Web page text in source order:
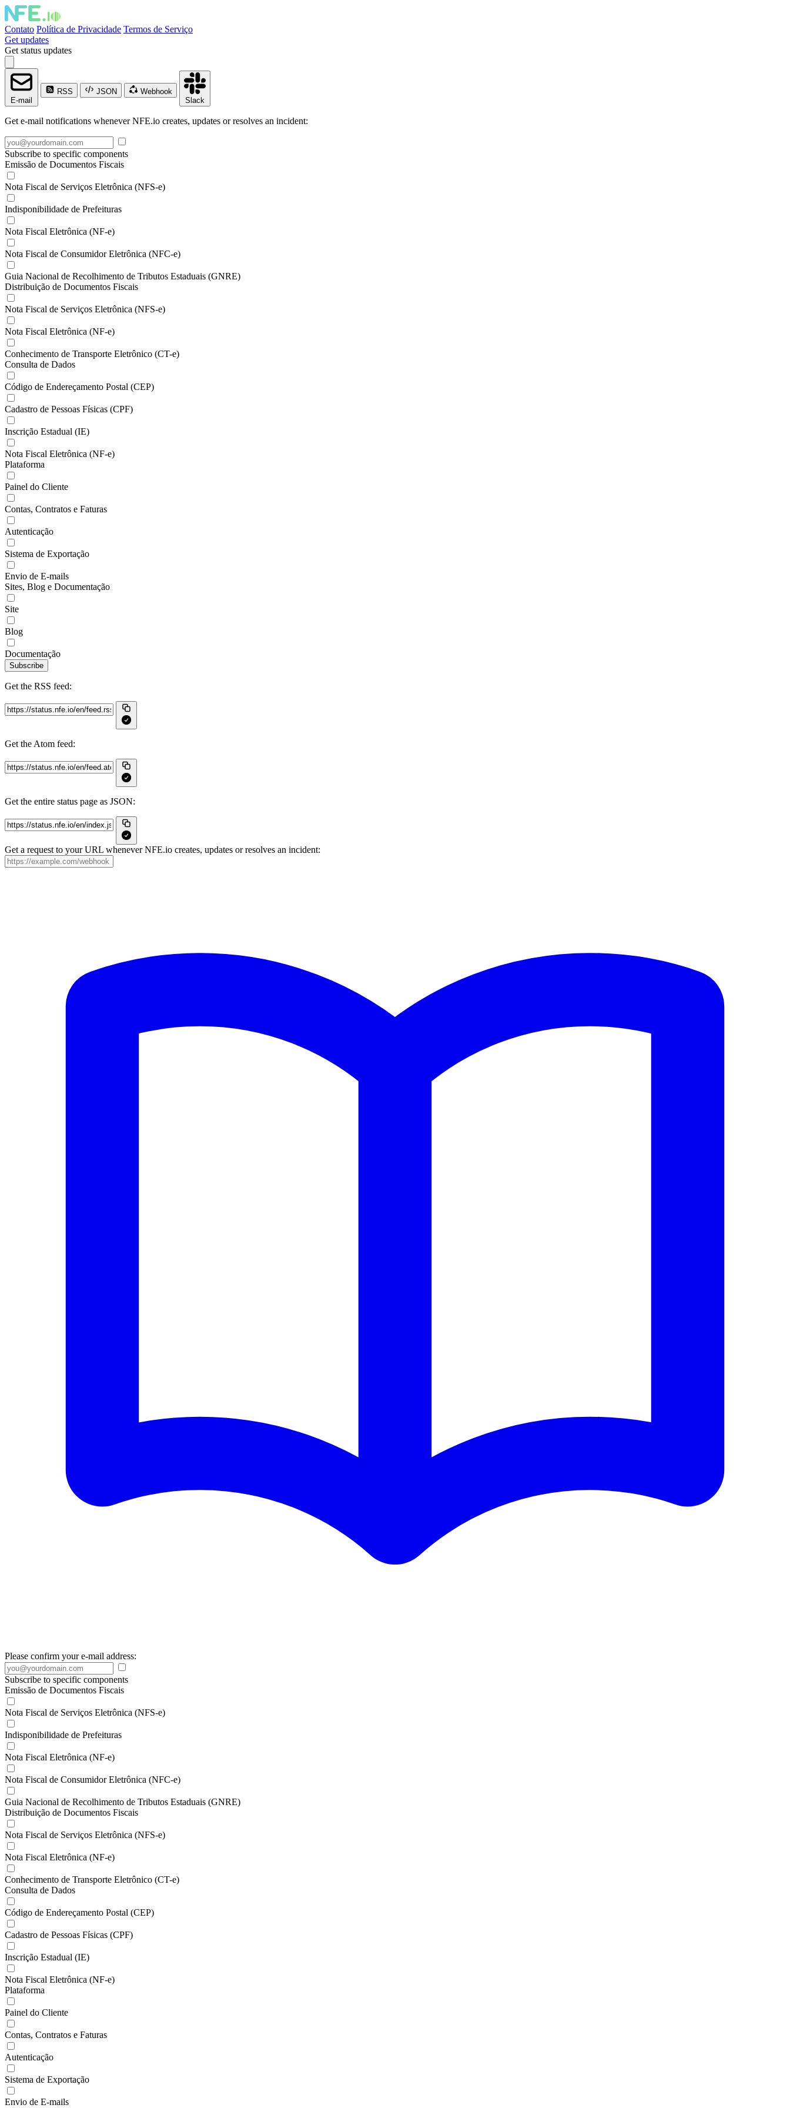
Contato Política de Privacidade Termos de Serviço
Get updates
Get status updates
E-mail
RSS JSON
Webhook
Slack
Get e-mail notifications whenever NFE.io creates, updates or resolves an incident:
Subscribe to specific components
Emissão de Documentos Fiscais
Nota Fiscal de Serviços Eletrônica (NFS-e)
Indisponibilidade de Prefeituras
Nota Fiscal Eletrônica (NF-e)
Nota Fiscal de Consumidor Eletrônica (NFC-e)
Guia Nacional de Recolhimento de Tributos Estaduais (GNRE)
Distribuição de Documentos Fiscais
Nota Fiscal de Serviços Eletrônica (NFS-e)
Nota Fiscal Eletrônica (NF-e)
Conhecimento de Transporte Eletrônico (CT-e)
Consulta de Dados
Código de Endereçamento Postal (CEP)
Cadastro de Pessoas Físicas (CPF)
Inscrição Estadual (IE)
Nota Fiscal Eletrônica (NF-e)
Plataforma
Painel do Cliente
Contas, Contratos e Faturas
Autenticação
Sistema de Exportação
Envio de E-mails
Sites, Blog e Documentação
Site
Blog
Documentação
Subscribe
Get the RSS feed:
Get the Atom feed:
Get the entire status page as JSON:
Get a request to your URL whenever NFE.io creates, updates or resolves an incident:
Please confirm your e-mail address:
Subscribe to specific components
Emissão de Documentos Fiscais
Nota Fiscal de Serviços Eletrônica (NFS-e)
Indisponibilidade de Prefeituras
Nota Fiscal Eletrônica (NF-e)
Nota Fiscal de Consumidor Eletrônica (NFC-e)
Guia Nacional de Recolhimento de Tributos Estaduais (GNRE)
Distribuição de Documentos Fiscais
Nota Fiscal de Serviços Eletrônica (NFS-e)
Nota Fiscal Eletrônica (NF-e)
Conhecimento de Transporte Eletrônico (CT-e)
Consulta de Dados
Código de Endereçamento Postal (CEP)
Cadastro de Pessoas Físicas (CPF)
Inscrição Estadual (IE)
Nota Fiscal Eletrônica (NF-e)
Plataforma
Painel do Cliente
Contas, Contratos e Faturas
Autenticação
Sistema de Exportação
Envio de E-mails